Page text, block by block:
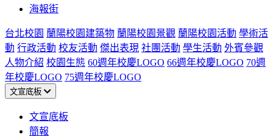
海報街
台北校園 蘭陽校園建築物 蘭陽校園景觀 蘭陽校園活動 學術活
動 行政活動 校友活動 傑出表現 社團活動 學生活動 外賓參觀
人物介紹 校園生態 60週年校慶LOGO 66週年校慶LOGO 70週
年校慶LOGO 75週年校慶LOGO
文宣底板
文宣底板
簡報